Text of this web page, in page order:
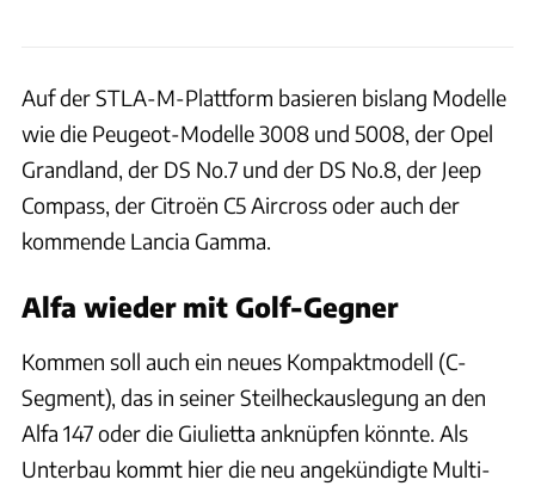
Auf der STLA-M-Plattform basieren bislang Modelle
wie die Peugeot-Modelle 3008 und 5008, der Opel
Grandland, der DS No.7 und der DS No.8, der Jeep
Compass, der Citroën C5 Aircross oder auch der
kommende Lancia Gamma.
Alfa wieder mit Golf-Gegner
Kommen soll auch ein neues Kompaktmodell (C-
Segment), das in seiner Steilheckauslegung an den
Alfa 147 oder die Giulietta anknüpfen könnte. Als
Unterbau kommt hier die neu angekündigte Multi-